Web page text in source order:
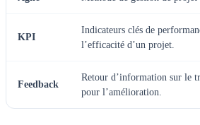
KPI
Indicateurs clés de
l’efficacité d’un projet.
Feedback
Retour d’information sur le
pour l’amélioration.